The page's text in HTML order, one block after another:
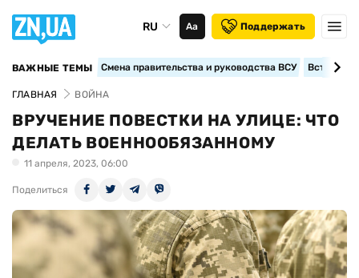
RU Аа Поддержать
ВАЖНЫЕ ТЕМЫ Смена правительства и руководства ВСУ
ГЛАВНАЯ ВОЙНА
ВРУЧЕНИЕ ПОВЕСТКИ НА УЛИЦЕ: ЧТО
ДЕЛАТЬ ВОЕННООБЯЗАННОМУ
11 апреля, 2023, 06:00
Поделиться